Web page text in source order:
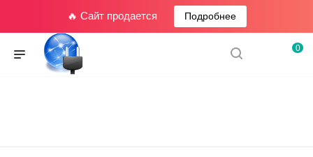
🔥 Сайт продается Подробнее
0